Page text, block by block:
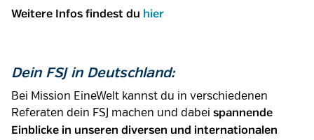
Weitere Infos findest du hier
Dein FSJ in Deutschland:
Bei Mission EineWelt kannst du in verschiedenen
Referaten dein FSJ machen und dabei spannende
Einblicke in unseren diversen und internationalen